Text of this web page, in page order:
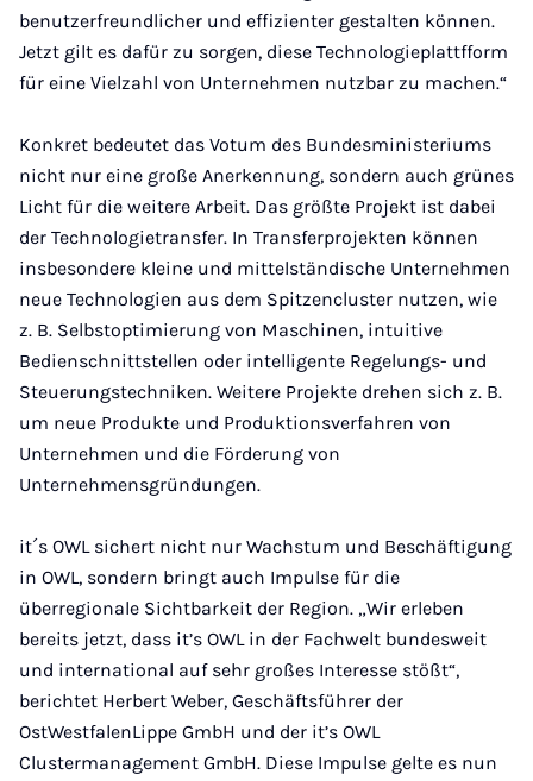
benutzerfreundlicher und effizienter gestalten können.
Jetzt gilt es dafür zu sorgen, diese Technologieplattfform
für eine Vielzahl von Unternehmen nutzbar zu machen.“
Konkret bedeutet das Votum des Bundesministeriums
nicht nur eine große Anerkennung, sondern auch grünes
Licht für die weitere Arbeit. Das größte Projekt ist dabei
der Technologietransfer. In Transferprojekten können
insbesondere kleine und mittelständische Unternehmen
neue Technologien aus dem Spitzencluster nutzen, wie
z. B. Selbstoptimierung von Maschinen, intuitive
Bedienschnittstellen oder intelligente Regelungs- und
Steuerungstechniken. Weitere Projekte drehen sich z. B.
um neue Produkte und Produktionsverfahren von
Unternehmen und die Förderung von
Unternehmensgründungen.
it´s OWL sichert nicht nur Wachstum und Beschäftigung
in OWL, sondern bringt auch Impulse für die
überregionale Sichtbarkeit der Region. „Wir erleben
bereits jetzt, dass it’s OWL in der Fachwelt bundesweit
und international auf sehr großes Interesse stößt“,
berichtet Herbert Weber, Geschäftsführer der
OstWestfalenLippe GmbH und der it’s OWL
Clustermanagement GmbH. Diese Impulse gelte es nun